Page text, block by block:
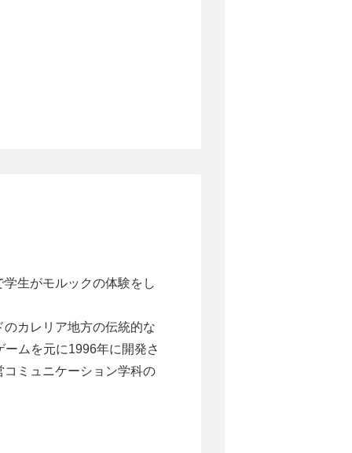
生がモルックの体験をし
カレリア地方の伝統的な
ムを元に1996年に開発さ
ミュニケーション学科の